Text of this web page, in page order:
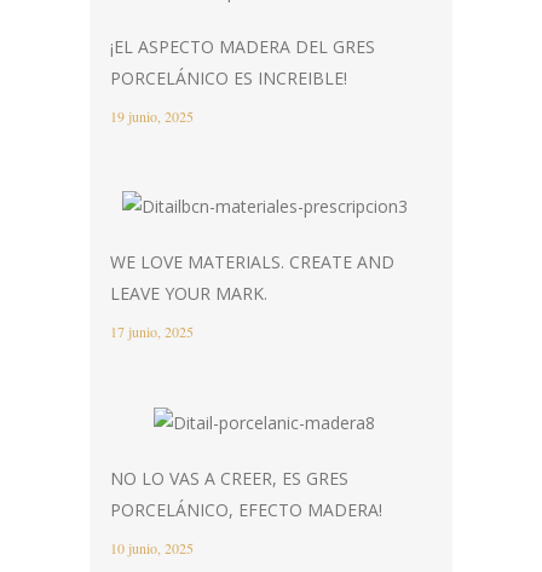
¡EL ASPECTO MADERA DEL GRES
PORCELÁNICO ES INCREIBLE!
19 junio, 2025
WE LOVE MATERIALS. CREATE AND
LEAVE YOUR MARK.
17 junio, 2025
NO LO VAS A CREER, ES GRES
PORCELÁNICO, EFECTO MADERA!
10 junio, 2025